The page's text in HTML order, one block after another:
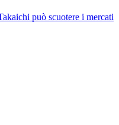
può scuotere i mercati